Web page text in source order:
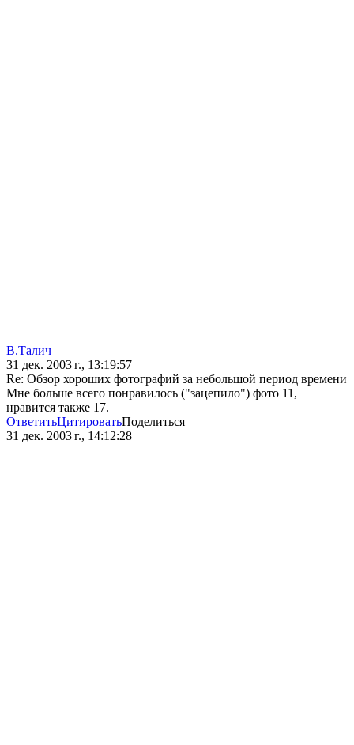
В.Талич
31 дек. 2003 г., 13:19:57
Re: Обзор хороших фотографий за небольшой период времени
Мне больше всего понравилось ("зацепило") фото 11,
нравится также 17.
ОтветитьЦитироватьПоделиться
31 дек. 2003 г., 14:12:28